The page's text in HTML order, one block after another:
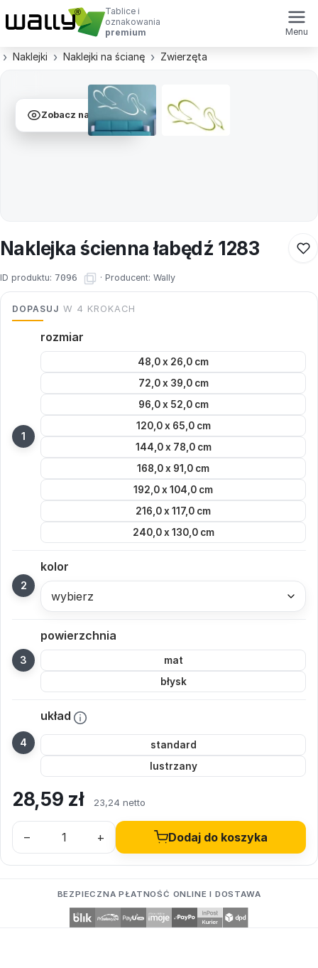
Tablice i
oznakowania
premium
Menu
Naklejki Naklejki na ścianę Zwierzęta
Zobacz na ścianie
Naklejka ścienna łabędź 1283
ID produktu: 7096 · Producent: Wally
DOPASUJ W 4 KROKACH
rozmiar
48,0 x 26,0 cm
72,0 x 39,0 cm
96,0 x 52,0 cm
120,0 x 65,0 cm
144,0 x 78,0 cm
168,0 x 91,0 cm
192,0 x 104,0 cm
216,0 x 117,0 cm
240,0 x 130,0 cm
kolor
wybierz
powierzchnia
mat
błysk
układ
standard
lustrzany
28,59 zł 23,24 netto
– + Dodaj do koszyka
BEZPIECZNA PŁATNOŚĆ ONLINE I DOSTAWA